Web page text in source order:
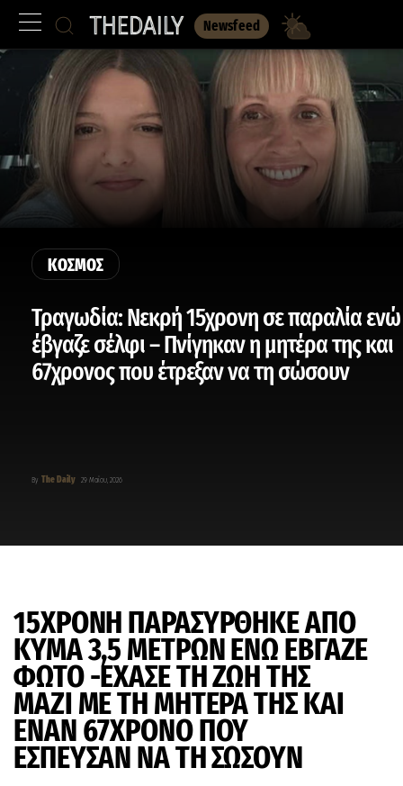
Newsfeed
ΚΟΣΜΟΣ
Τραγωδία: Νεκρή 15χρονη σε παραλία ενώ
έβγαζε σέλφι – Πνίγηκαν η μητέρα της και
67χρονος που έτρεξαν να τη σώσουν
By The Daily 29 Μαΐου, 2026
15ΧΡΟΝΗ ΠΑΡΑΣΥΡΘΗΚΕ ΑΠΟ
ΚΥΜΑ 3,5 ΜΕΤΡΩΝ ΕΝΩ ΕΒΓΑΖΕ
ΦΩΤΟ -ΕΧΑΣΕ ΤΗ ΖΩΗ ΤΗΣ
ΜΑΖΙ ΜΕ ΤΗ ΜΗΤΕΡΑ ΤΗΣ ΚΑΙ
ΕΝΑΝ 67ΧΡΟΝΟ ΠΟΥ
ΕΣΠΕΥΣΑΝ ΝΑ ΤΗ ΣΩΣΟΥΝ